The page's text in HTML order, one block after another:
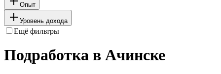
Опыт
Уровень дохода
Ещё фильтры
Подработка в Ачинске